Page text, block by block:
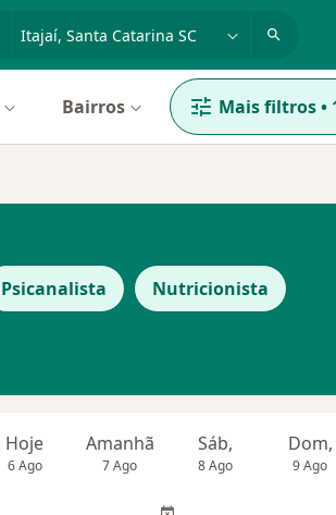
cidade ou região
Bairros Mais filtros•
Psicanalista Nutricionista
Hoje
6 Ago
Amanhã
7 Ago
Sáb,
8 Ago
Dom,
9 Ago